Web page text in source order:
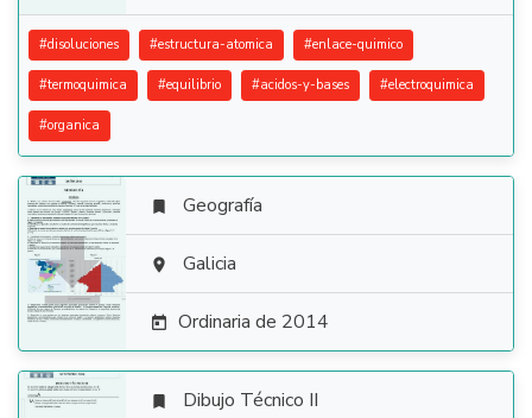
#disoluciones #estructura-atomica #enlace-quimico
#termoquimica #equilibrio #acidos-y-bases #electroquimica
#organica

 Geografía
 Galicia
 Ordinaria de 2014
 Dibujo Técnico II